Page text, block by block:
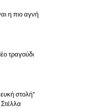
η πιο αγνή
τραγούδι
στολή"